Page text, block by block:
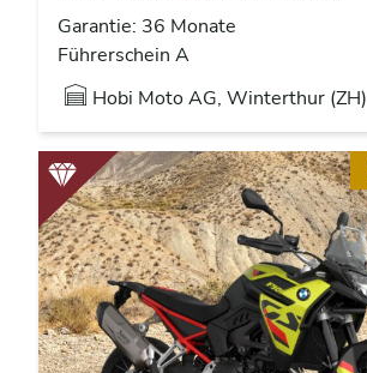
Garantie: 36 Monate
Führerschein A
Hobi Moto AG, Winterthur (ZH)